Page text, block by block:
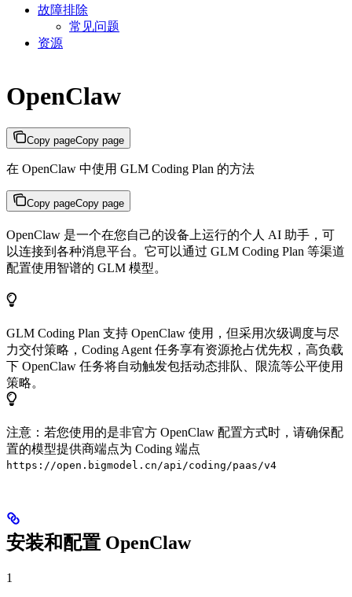
故障排除
常见问题
资源
OpenClaw
Copy pageCopy page
在 OpenClaw 中使用 GLM Coding Plan 的方法
Copy pageCopy page
OpenClaw 是一个在您自己的设备上运行的个人 AI 助手，可
以连接到各种消息平台。它可以通过 GLM Coding Plan 等渠道
配置使用智谱的 GLM 模型。
GLM Coding Plan 支持 OpenClaw 使用，但采用次级调度与尽
力交付策略，Coding Agent 任务享有资源抢占优先权，高负载
下 OpenClaw 任务将自动触发包括动态排队、限流等公平使用
策略。
注意：若您使用的是非官方 OpenClaw 配置方式时，请确保配
置的模型提供商端点为 Coding 端点
https://open.bigmodel.cn/api/coding/paas/v4
安装和配置 OpenClaw
1